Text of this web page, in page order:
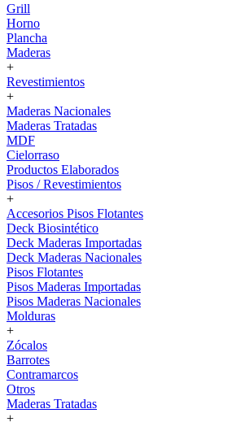
Grill
Horno
Plancha
Maderas
+
Revestimientos
+
Maderas Nacionales
Maderas Tratadas
MDF
Cielorraso
Productos Elaborados
Pisos / Revestimientos
+
Accesorios Pisos Flotantes
Deck Biosintético
Deck Maderas Importadas
Deck Maderas Nacionales
Pisos Flotantes
Pisos Maderas Importadas
Pisos Maderas Nacionales
Molduras
+
Zócalos
Barrotes
Contramarcos
Otros
Maderas Tratadas
+